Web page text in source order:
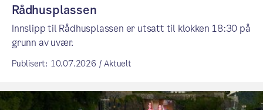
Rådhusplassen
Innslipp til Rådhusplassen er utsatt til klokken 18:30 på
grunn av uvær.
Publisert: 10.07.2026 / Aktuelt